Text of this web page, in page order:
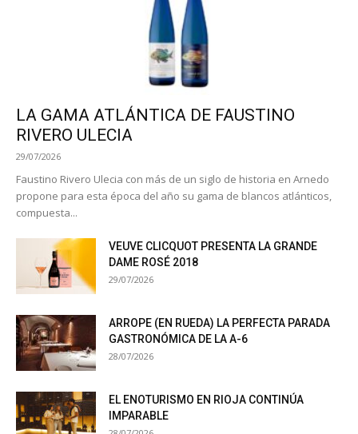
LA GAMA ATLÁNTICA DE FAUSTINO
RIVERO ULECIA
29/07/2026
Faustino Rivero Ulecia con más de un siglo de historia en Arnedo
propone para esta época del año su gama de blancos atlánticos,
compuesta...
VEUVE CLICQUOT PRESENTA LA GRANDE
DAME ROSÉ 2018
29/07/2026
ARROPE (EN RUEDA) LA PERFECTA PARADA
GASTRONÓMICA DE LA A-6
28/07/2026
EL ENOTURISMO EN RIOJA CONTINÚA
IMPARABLE